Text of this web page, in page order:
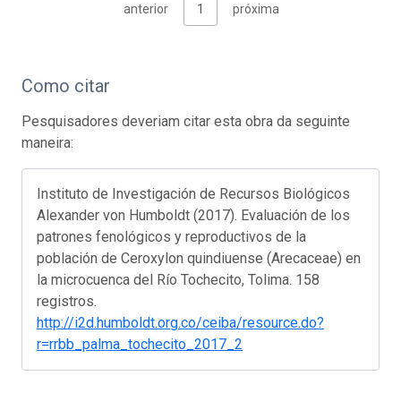
anterior 1 próxima
Como citar
Pesquisadores deveriam citar esta obra da seguinte
maneira:
Instituto de Investigación de Recursos Biológicos
Alexander von Humboldt (2017). Evaluación de los
patrones fenológicos y reproductivos de la
población de Ceroxylon quindiuense (Arecaceae) en
la microcuenca del Río Tochecito, Tolima. 158
registros.
http://i2d.humboldt.org.co/ceiba/resource.do?
r=rrbb_palma_tochecito_2017_2